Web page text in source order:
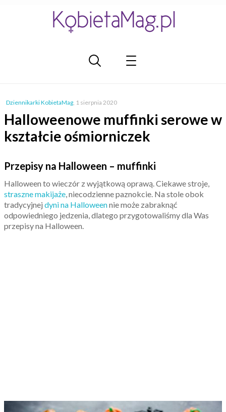
Dziennikarki KobietaMag, 1 sierpnia 2020
Halloweenowe muffinki serowe w
kształcie ośmiorniczek
Przepisy na Halloween – muffinki
Halloween to wieczór z wyjątkową oprawą. Ciekawe stroje,
straszne makijaże, niecodzienne paznokcie. Na stole obok
tradycyjnej dyni na Halloweennie może zabraknąć
odpowiedniego jedzenia, dlatego przygotowaliśmy dla Was
przepisy na Halloween.